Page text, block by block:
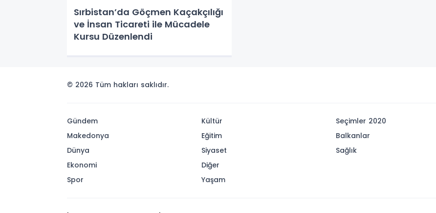
Sırbistan’da Göçmen Kaçakçılığı
ve İnsan Ticareti ile Mücadele
Kursu Düzenlendi
© 2026 Tüm hakları saklıdır.
Gündem
Makedonya
Dünya
Ekonomi
Spor
Kültür
Eğitim
Siyaset
Diğer
Yaşam
Seçimler 2020
Balkanlar
Sağlık